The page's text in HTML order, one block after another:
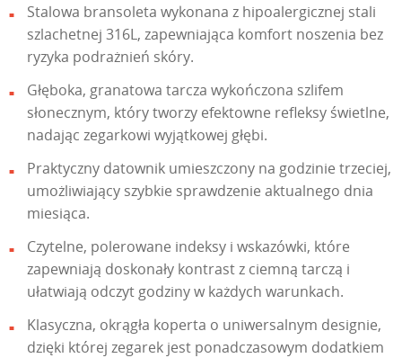
Stalowa bransoleta wykonana z hipoalergicznej stali
szlachetnej 316L, zapewniająca komfort noszenia bez
ryzyka podrażnień skóry.
Głęboka, granatowa tarcza wykończona szlifem
słonecznym, który tworzy efektowne refleksy świetlne,
nadając zegarkowi wyjątkowej głębi.
Praktyczny datownik umieszczony na godzinie trzeciej,
umożliwiający szybkie sprawdzenie aktualnego dnia
miesiąca.
Czytelne, polerowane indeksy i wskazówki, które
zapewniają doskonały kontrast z ciemną tarczą i
ułatwiają odczyt godziny w każdych warunkach.
Klasyczna, okrągła koperta o uniwersalnym designie,
dzięki której zegarek jest ponadczasowym dodatkiem